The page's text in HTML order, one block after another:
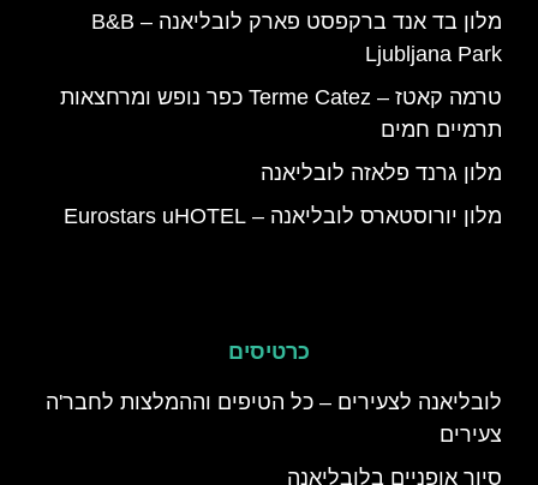
מלון בד אנד ברקפסט פארק לובליאנה – B&B
Ljubljana Park
טרמה קאטז – Terme Catez כפר נופש ומרחצאות
תרמיים חמים
מלון גרנד פלאזה לובליאנה
מלון יורוסטארס לובליאנה – Eurostars uHOTEL
כרטיסים
לובליאנה לצעירים – כל הטיפים וההמלצות לחבר'ה
צעירים
סיור אופניים בלובליאנה